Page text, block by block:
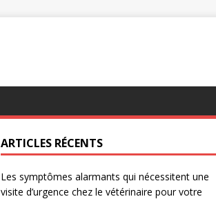
ARTICLES RÉCENTS
Les symptômes alarmants qui nécessitent une
visite d’urgence chez le vétérinaire pour votre